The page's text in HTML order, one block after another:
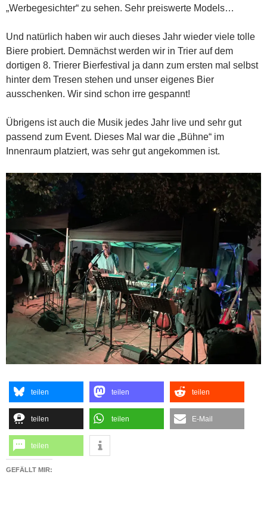
„Werbegesichter“ zu sehen. Sehr preiswerte Models…
Und natürlich haben wir auch dieses Jahr wieder viele tolle
Biere probiert. Demnächst werden wir in Trier auf dem
dortigen 8. Trierer Bierfestival ja dann zum ersten mal selbst
hinter dem Tresen stehen und unser eigenes Bier
ausschenken. Wir sind schon irre gespannt!
Übrigens ist auch die Musik jedes Jahr live und sehr gut
passend zum Event. Dieses Mal war die „Bühne“ im
Innenraum platziert, was sehr gut angekommen ist.
teilen teilen teilen
teilen teilen E-Mail
teilen
GEFÄLLT MIR: